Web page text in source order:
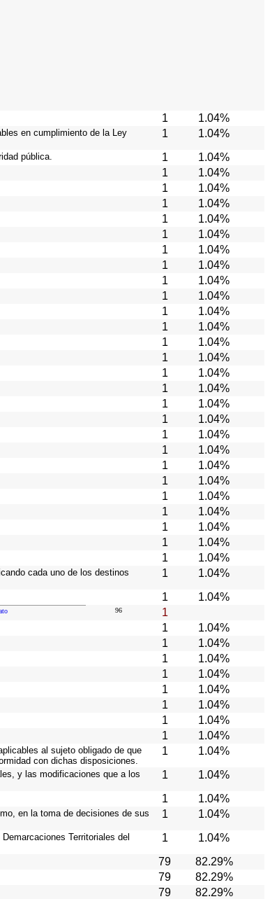
1 1.04%
en cumplimiento de la Ley
1 1.04%
pública. 1 1.04%
1 1.04%
1 1.04%
1 1.04%
1 1.04%
1 1.04%
1 1.04%
1 1.04%
1 1.04%
1 1.04%
1 1.04%
1 1.04%
1 1.04%
1 1.04%
1 1.04%
1 1.04%
1 1.04%
1 1.04%
1 1.04%
1 1.04%
1 1.04%
1 1.04%
1 1.04%
1 1.04%
1 1.04%
1 1.04%
1 1.04%
cada uno de los destinos
1 1.04%
1 1.04%
96 1
1 1.04%
1 1.04%
1 1.04%
1 1.04%
1 1.04%
1 1.04%
1 1.04%
1 1.04%
al sujeto obligado de que
con dichas disposiciones.
1 1.04%
y las modificaciones que a los
1 1.04%
1 1.04%
en la toma de decisiones de sus
1 1.04%
Territoriales del
1 1.04%
79 82.29%
79 82.29%
79 82.29%